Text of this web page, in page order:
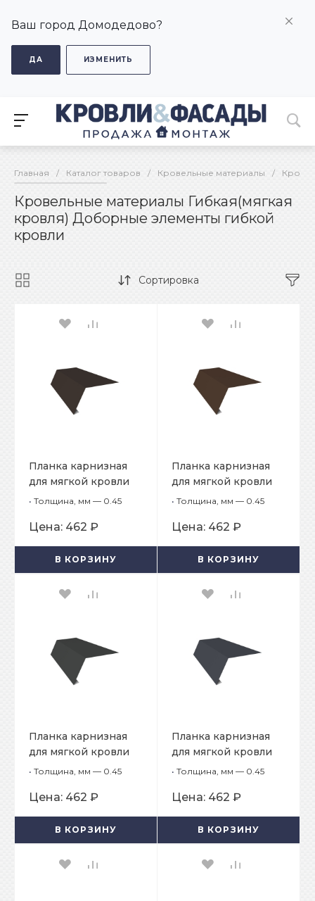
Ваш город Домодедово?
ДА ИЗМЕНИТЬ
Главная / Каталог товаров / Кровельные материалы /
Кровельные материалы Гибкая(мягкая
кровля) Доборные элементы гибкой
кровли
Сортировка
Планка карнизная
для мягкой кровли
65х50х2000
• Толщина, мм — 0.45
Цена: 462 ₽
В КОРЗИНУ
Планка карнизная
для мягкой кровли
65х50х2000
• Толщина, мм — 0.45
Цена: 462 ₽
В КОРЗИНУ
Планка карнизная
для мягкой кровли
65х50х2000
• Толщина, мм — 0.45
Цена: 462 ₽
В КОРЗИНУ
Планка карнизная
для мягкой кровли
65х50х2000
• Толщина, мм — 0.45
Цена: 462 ₽
В КОРЗИНУ